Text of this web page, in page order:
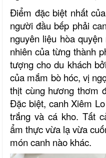
Điểm đặc biệt nhất
người đầu bếp phải
nguyên liệu hòa
nhiên của từng thành
tượng cho du khách
của mắm bò hóc, vị
thịt cùng hương thơm
Đặc biệt, canh Xiêm
trắng và cá kho. Tất
ẩm thực vừa lạ vừa
món canh nào khác.